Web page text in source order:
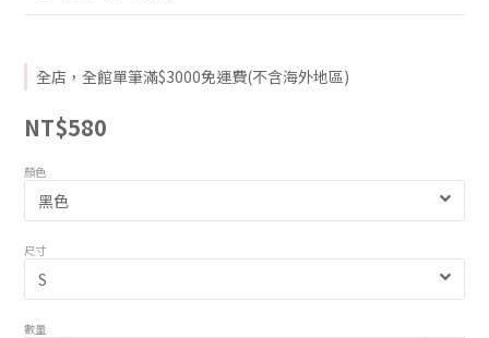
全店，全館單筆滿$3000免運費(不含海外地區)
NT$580
顏色
尺寸
數量